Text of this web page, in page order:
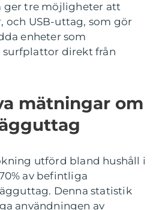
tre möjligheter att
och USB-uttag, som gör
enheter som
surfplattor direkt från
mätningar om
utförd bland hushåll i
av befintliga
Denna statistik
användningen av